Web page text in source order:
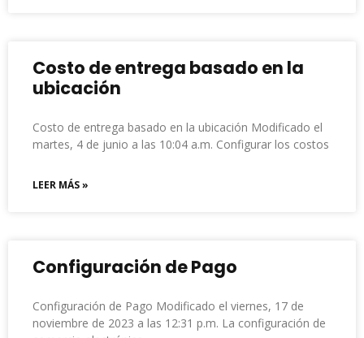
Costo de entrega basado en la
ubicación
Costo de entrega basado en la ubicación Modificado el
martes, 4 de junio a las 10:04 a.m. Configurar los costos
LEER MÁS »
Configuración de Pago
Configuración de Pago Modificado el viernes, 17 de
noviembre de 2023 a las 12:31 p.m. La configuración de